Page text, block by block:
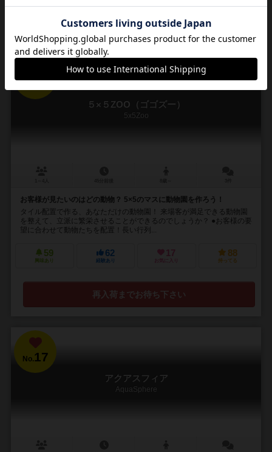
再入荷までお待ち下さい
16
５×５ZOO（ゴゴズー）
5x5Zoo
お客様が見たいのはどの動物？ 5×5のマスに動物園を作ろう！
タイル配置で作る、あなただけの動物園！ 来場客が満足できる動物園
を整えて、立派に繁栄させることができるのでしょうか？ ●お客様の要
望に合わせて動物たちを配置！長い行列...
59
興味あり
62
経験あり
17
お気に入り
88
持ってる
再入荷までお待ち下さい
No.17
アクアスフィア
AquaSphere